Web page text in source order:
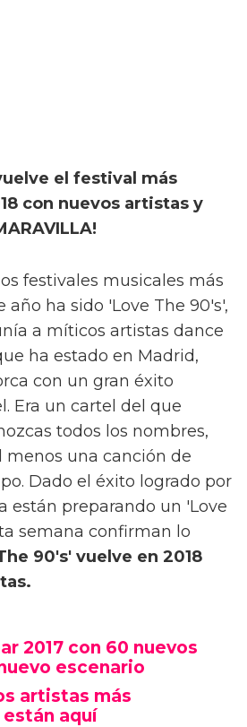
el festival más
con nuevos artistas y
festivales musicales más
año ha sido 'Love The 90's',
a míticos artistas dance
ha estado en Madrid,
con un gran éxito
Era un cartel del que
todos los nombres,
menos una canción de
Dado el éxito logrado por
están preparando un 'Love
semana confirman lo
90's' vuelve en 2018
2017 con 60 nuevos
escenario
artistas más
están aquí